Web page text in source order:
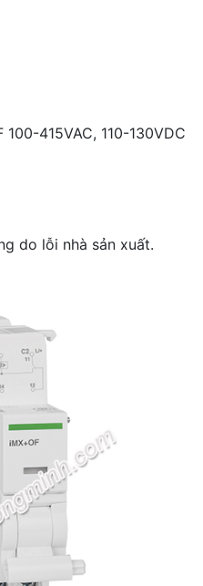
415VAC, 110-130VDC
do lỗi nhà sản xuất.